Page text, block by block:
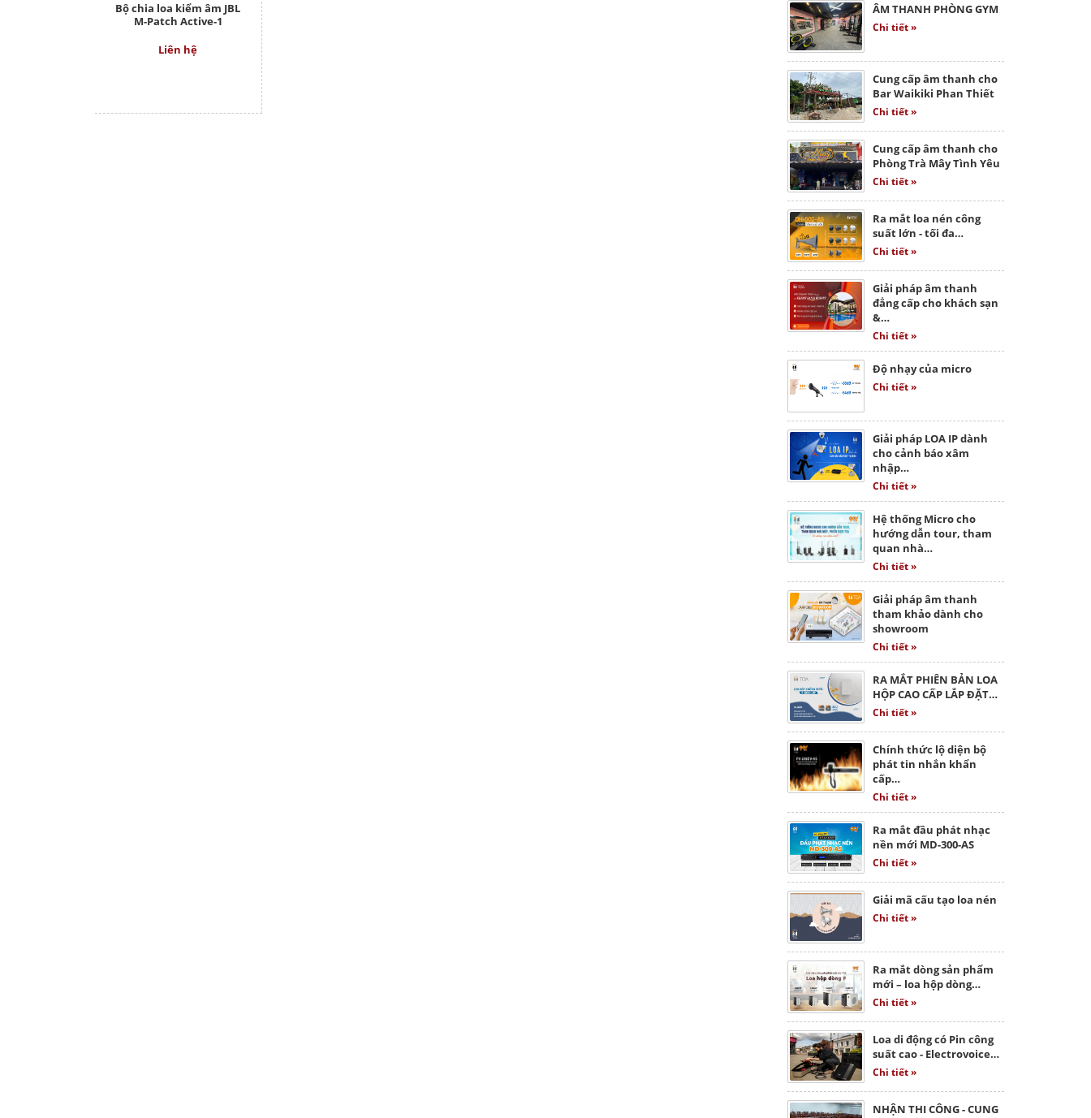
Bộ chia loa kiểm âm JBL
M-Patch Active-1
Liên hệ
ÂM THANH PHÒNG GYM
Chi tiết »
Cung cấp âm thanh cho
Bar Waikiki Phan Thiết
Chi tiết »
Cung cấp âm thanh cho
Phòng Trà Mây Tình Yêu
Chi tiết »
Ra mắt loa nén công
suất lớn - tối đa…
Chi tiết »
Giải pháp âm thanh
đẳng cấp cho khách sạn
&…
Chi tiết »
Độ nhạy của micro
Chi tiết »
Giải pháp LOA IP dành
cho cảnh báo xâm
nhập…
Chi tiết »
Hệ thống Micro cho
hướng dẫn tour, tham
quan nhà…
Chi tiết »
Giải pháp âm thanh
tham khảo dành cho
showroom
Chi tiết »
RA MẮT PHIÊN BẢN LOA
HỘP CAO CẤP LẮP ĐẶT…
Chi tiết »
Chính thức lộ diện bộ
phát tin nhắn khẩn
cấp…
Chi tiết »
Ra mắt đầu phát nhạc
nền mới MD-300-AS
Chi tiết »
Giải mã cấu tạo loa nén
Chi tiết »
Ra mắt dòng sản phẩm
mới – loa hộp dòng…
Chi tiết »
Loa di động có Pin công
suất cao - Electrovoice…
Chi tiết »
NHẬN THI CÔNG - CUNG